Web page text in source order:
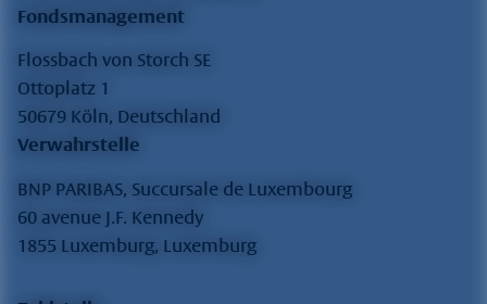
Fondsmanagement
Flossbach von Storch SE
Ottoplatz 1
50679 Köln, Deutschland
Verwahrstelle
BNP PARIBAS, Succursale de Luxembourg
60 avenue J.F. Kennedy
1855 Luxemburg, Luxemburg